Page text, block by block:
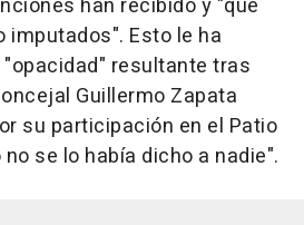
han recibido y "que
imputados". Esto le ha
resultante tras
Guillermo Zapata
su participación en el Patio
se lo había dicho a nadie".